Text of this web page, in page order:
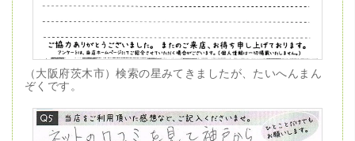
（大阪府茨木市）検索の星みてきましたが、たいへんまん
ぞくです。